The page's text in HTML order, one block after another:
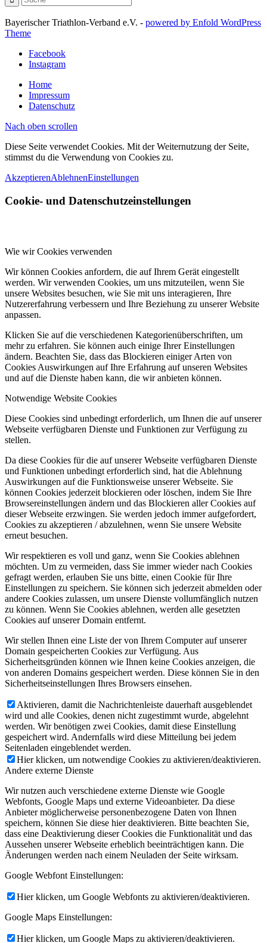
Bayerischer Triathlon-Verband e.V. - powered by Enfold WordPress
Theme
Facebook
Instagram
Home
Impressum
Datenschutz
Nach oben scrollen
Diese Seite verwendet Cookies. Mit der Weiternutzung der Seite,
stimmst du die Verwendung von Cookies zu.
AkzeptierenAblehnenEinstellungen
Cookie- und Datenschutzeinstellungen
Wie wir Cookies verwenden
Wir können Cookies anfordern, die auf Ihrem Gerät eingestellt
werden. Wir verwenden Cookies, um uns mitzuteilen, wenn Sie
unsere Websites besuchen, wie Sie mit uns interagieren, Ihre
Nutzererfahrung verbessern und Ihre Beziehung zu unserer Website
anpassen.
Klicken Sie auf die verschiedenen Kategorienüberschriften, um
mehr zu erfahren. Sie können auch einige Ihrer Einstellungen
ändern. Beachten Sie, dass das Blockieren einiger Arten von
Cookies Auswirkungen auf Ihre Erfahrung auf unseren Websites
und auf die Dienste haben kann, die wir anbieten können.
Notwendige Website Cookies
Diese Cookies sind unbedingt erforderlich, um Ihnen die auf unserer
Webseite verfügbaren Dienste und Funktionen zur Verfügung zu
stellen.
Da diese Cookies für die auf unserer Webseite verfügbaren Dienste
und Funktionen unbedingt erforderlich sind, hat die Ablehnung
Auswirkungen auf die Funktionsweise unserer Webseite. Sie
können Cookies jederzeit blockieren oder löschen, indem Sie Ihre
Browsereinstellungen ändern und das Blockieren aller Cookies auf
dieser Webseite erzwingen. Sie werden jedoch immer aufgefordert,
Cookies zu akzeptieren / abzulehnen, wenn Sie unsere Website
erneut besuchen.
Wir respektieren es voll und ganz, wenn Sie Cookies ablehnen
möchten. Um zu vermeiden, dass Sie immer wieder nach Cookies
gefragt werden, erlauben Sie uns bitte, einen Cookie für Ihre
Einstellungen zu speichern. Sie können sich jederzeit abmelden oder
andere Cookies zulassen, um unsere Dienste vollumfänglich nutzen
zu können. Wenn Sie Cookies ablehnen, werden alle gesetzten
Cookies auf unserer Domain entfernt.
Wir stellen Ihnen eine Liste der von Ihrem Computer auf unserer
Domain gespeicherten Cookies zur Verfügung. Aus
Sicherheitsgründen können wie Ihnen keine Cookies anzeigen, die
von anderen Domains gespeichert werden. Diese können Sie in den
Sicherheitseinstellungen Ihres Browsers einsehen.
Aktivieren, damit die Nachrichtenleiste dauerhaft ausgeblendet
wird und alle Cookies, denen nicht zugestimmt wurde, abgelehnt
werden. Wir benötigen zwei Cookies, damit diese Einstellung
gespeichert wird. Andernfalls wird diese Mitteilung bei jedem
Seitenladen eingeblendet werden.
Hier klicken, um notwendige Cookies zu aktivieren/deaktivieren.
Andere externe Dienste
Wir nutzen auch verschiedene externe Dienste wie Google
Webfonts, Google Maps und externe Videoanbieter. Da diese
Anbieter möglicherweise personenbezogene Daten von Ihnen
speichern, können Sie diese hier deaktivieren. Bitte beachten Sie,
dass eine Deaktivierung dieser Cookies die Funktionalität und das
Aussehen unserer Webseite erheblich beeinträchtigen kann. Die
Änderungen werden nach einem Neuladen der Seite wirksam.
Google Webfont Einstellungen:
Hier klicken, um Google Webfonts zu aktivieren/deaktivieren.
Google Maps Einstellungen:
Hier klicken, um Google Maps zu aktivieren/deaktivieren.